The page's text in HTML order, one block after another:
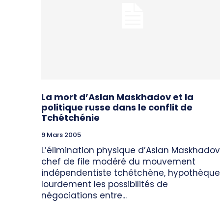
La mort d’Aslan Maskhadov et la
politique russe dans le conflit de
Tchétchénie
9 Mars 2005
L’élimination physique d’Aslan
chef de file modéré du mouvement
indépendentiste tchétchène, hypothèque
lourdement les possibilités de
négociations entre...